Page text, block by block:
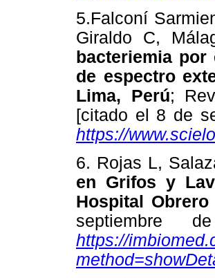
5.Falconí
Giraldo C,
bacteriemia por
de espectro
Lima, Perú;
[citado el 8 de
https://
6. Rojas L,
en Grifos y
Hospital Obrero
septiembre
https://